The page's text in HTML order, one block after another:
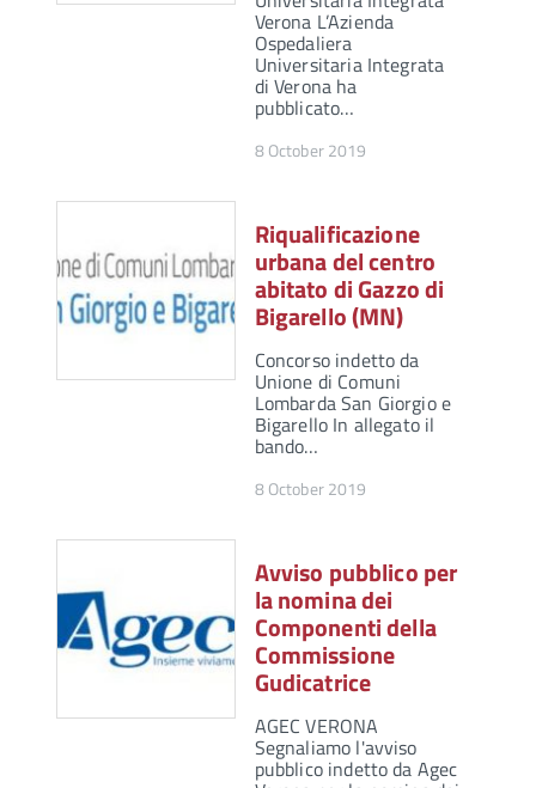
Verona L’Azienda
Ospedaliera
Universitaria Integrata
di Verona ha
pubblicato…
8 October 2019
Riqualificazione
urbana del centro
abitato di Gazzo di
Bigarello (MN)
Concorso indetto da
Unione di Comuni
Lombarda San Giorgio e
Bigarello In allegato il
bando…
8 October 2019
Avviso pubblico per
la nomina dei
Componenti della
Commissione
Gudicatrice
AGEC VERONA
Segnaliamo l'avviso
pubblico indetto da Agec